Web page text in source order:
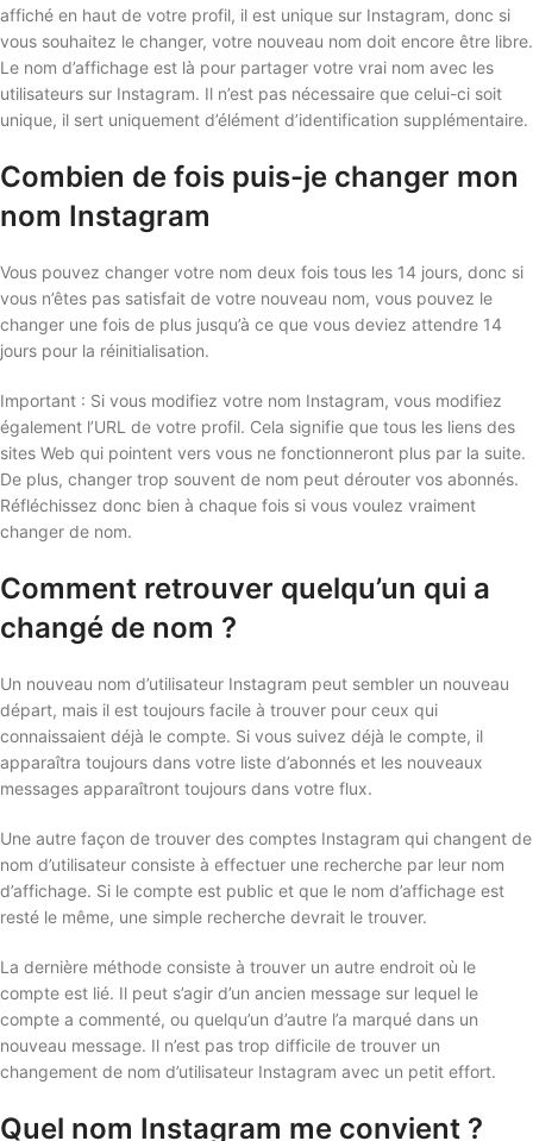
affiché en haut de votre profil, il est unique sur Instagram, donc si
vous souhaitez le changer, votre nouveau nom doit encore être libre.
Le nom d’affichage est là pour partager votre vrai nom avec les
utilisateurs sur Instagram. Il n’est pas nécessaire que celui-ci soit
unique, il sert uniquement d’élément d’identification supplémentaire.
Combien de fois puis-je changer mon
nom Instagram
Vous pouvez changer votre nom deux fois tous les 14 jours, donc si
vous n’êtes pas satisfait de votre nouveau nom, vous pouvez le
changer une fois de plus jusqu’à ce que vous deviez attendre 14
jours pour la réinitialisation.
Important : Si vous modifiez votre nom Instagram, vous modifiez
également l’URL de votre profil. Cela signifie que tous les liens des
sites Web qui pointent vers vous ne fonctionneront plus par la suite.
De plus, changer trop souvent de nom peut dérouter vos abonnés.
Réfléchissez donc bien à chaque fois si vous voulez vraiment
changer de nom.
Comment retrouver quelqu’un qui a
changé de nom ?
Un nouveau nom d’utilisateur Instagram peut sembler un nouveau
départ, mais il est toujours facile à trouver pour ceux qui
connaissaient déjà le compte. Si vous suivez déjà le compte, il
apparaîtra toujours dans votre liste d’abonnés et les nouveaux
messages apparaîtront toujours dans votre flux.
Une autre façon de trouver des comptes Instagram qui changent de
nom d’utilisateur consiste à effectuer une recherche par leur nom
d’affichage. Si le compte est public et que le nom d’affichage est
resté le même, une simple recherche devrait le trouver.
La dernière méthode consiste à trouver un autre endroit où le
compte est lié. Il peut s’agir d’un ancien message sur lequel le
compte a commenté, ou quelqu’un d’autre l’a marqué dans un
nouveau message. Il n’est pas trop difficile de trouver un
changement de nom d’utilisateur Instagram avec un petit effort.
Quel nom Instagram me convient ?